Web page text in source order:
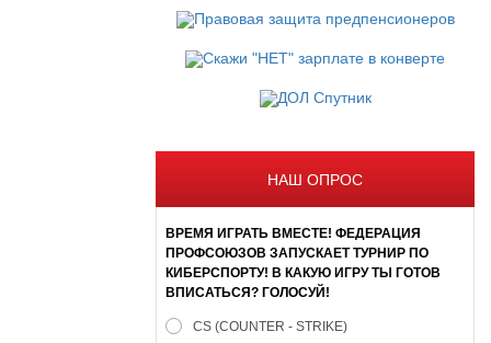
НАШ ОПРОС
ВРЕМЯ ИГРАТЬ ВМЕСТЕ! ФЕДЕРАЦИЯ
ПРОФСОЮЗОВ ЗАПУСКАЕТ ТУРНИР ПО
КИБЕРСПОРТУ! В КАКУЮ ИГРУ ТЫ ГОТОВ
ВПИСАТЬСЯ? ГОЛОСУЙ!
CS (COUNTER - STRIKE)